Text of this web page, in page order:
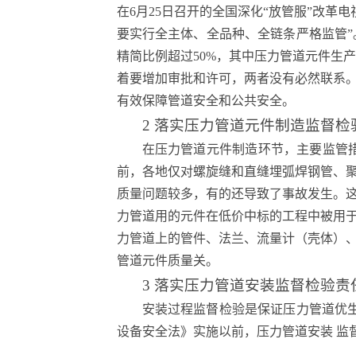
在6月25日召开的全国深化“放管服”改革
要实行全主体、全品种、全链条严格监管
精简比例超过50%，其中压力管道元件生
着要增加审批和许可，两者没有必然联系
有效保障管道安全和公共安全。
2 落实压力管道元件制造监督检
在压力管道元件制造环节，主要监管
前，各地仅对螺旋缝和直缝埋弧焊钢管、
质量问题较多，有的还导致了事故发生。
力管道用的元件在低价中标的工程中被用
力管道上的管件、法兰、流量计（壳体）
管道元件质量关。
3 落实压力管道安装监督检验责
安装过程监督检验是保证压力管道优
设备安全法》实施以前，压力管道安装